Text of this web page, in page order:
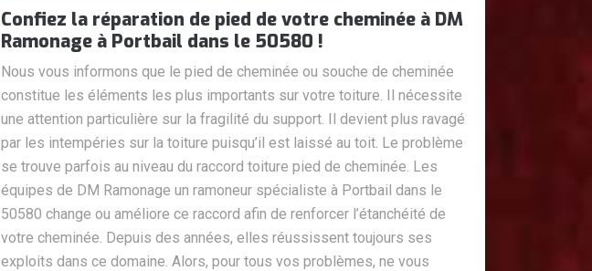
Confiez la réparation de pied de votre cheminée à DM
Ramonage à Portbail dans le 50580 !
Nous vous informons que le pied de cheminée ou souche de cheminée
constitue les éléments les plus importants sur votre toiture. Il nécessite
une attention particulière sur la fragilité du support. Il devient plus ravagé
par les intempéries sur la toiture puisqu’il est laissé au toit. Le problème
se trouve parfois au niveau du raccord toiture pied de cheminée. Les
équipes de DM Ramonage un ramoneur spécialiste à Portbail dans le
50580 change ou améliore ce raccord afin de renforcer l’étanchéité de
votre cheminée. Depuis des années, elles réussissent toujours ses
exploits dans ce domaine. Alors, pour tous vos problèmes, ne vous